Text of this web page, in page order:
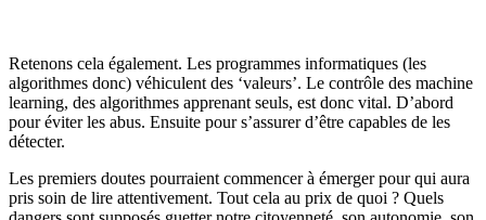
Retenons cela également. Les programmes informatiques (les
algorithmes donc) véhiculent des ‘valeurs’. Le contrôle des machine
learning, des algorithmes apprenant seuls, est donc vital. D’abord
pour éviter les abus. Ensuite pour s’assurer d’être capables de les
détecter.
Les premiers doutes pourraient commencer à émerger pour qui aura
pris soin de lire attentivement. Tout cela au prix de quoi ? Quels